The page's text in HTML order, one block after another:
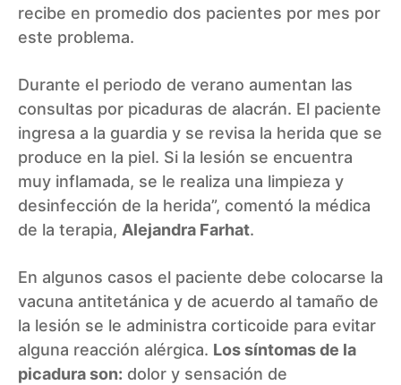
recibe en promedio dos pacientes por mes por
este problema.
Durante el periodo de verano aumentan las
consultas por picaduras de alacrán. El paciente
ingresa a la guardia y se revisa la herida que se
produce en la piel. Si la lesión se encuentra
muy inflamada, se le realiza una limpieza y
desinfección de la herida”, comentó la médica
de la terapia, Alejandra Farhat.
En algunos casos el paciente debe colocarse la
vacuna antitetánica y de acuerdo al tamaño de
la lesión se le administra corticoide para evitar
alguna reacción alérgica. Los síntomas de la
picadura son: dolor y sensación de